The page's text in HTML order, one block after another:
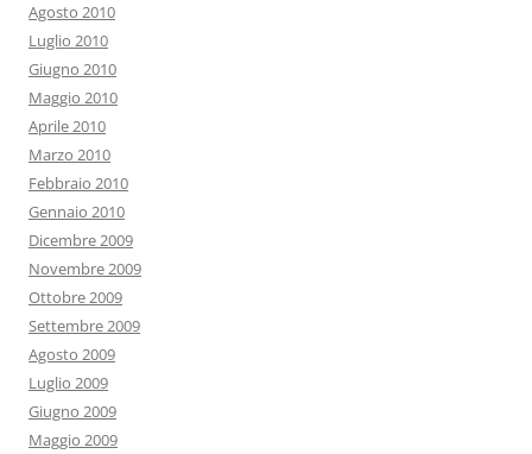
Agosto 2010
Luglio 2010
Giugno 2010
Maggio 2010
Aprile 2010
Marzo 2010
Febbraio 2010
Gennaio 2010
Dicembre 2009
Novembre 2009
Ottobre 2009
Settembre 2009
Agosto 2009
Luglio 2009
Giugno 2009
Maggio 2009